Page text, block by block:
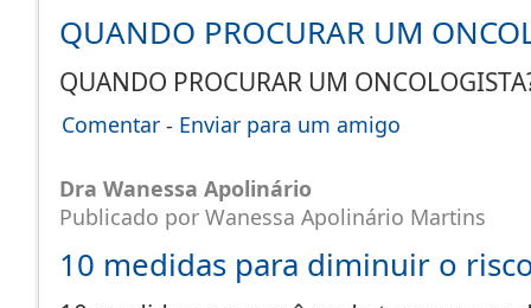
QUANDO PROCURAR UM
QUANDO PROCURAR UM
Comentar - Enviar para um amigo
Dra Wanessa Apolinário
Publicado por Wanessa Apolinário Martins
10 medidas para diminuir o